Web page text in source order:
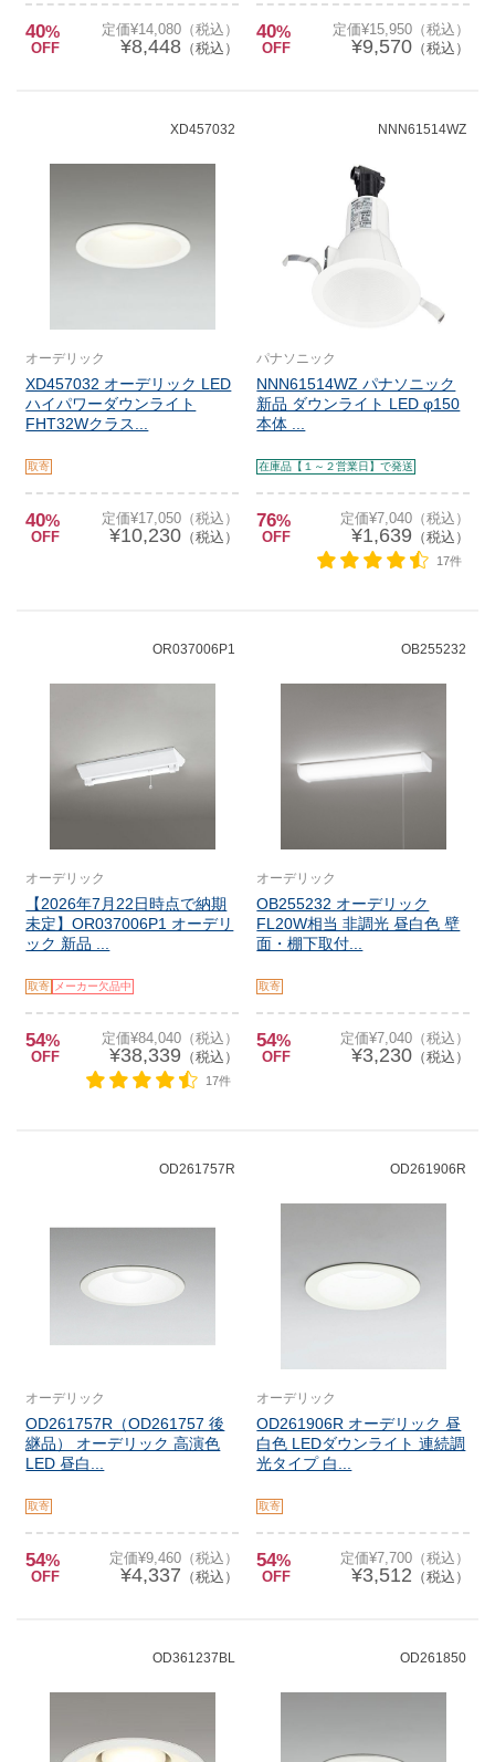
40%
OFF
定価¥14,080（税込）
¥8,448（税込）
40%
OFF
定価¥15,950（税込）
¥9,570（税込）
XD457032
オーデリック
XD457032 オーデリック LED
ハイパワーダウンライト
FHT32Wクラス...
取寄
40%
OFF
定価¥17,050（税込）
¥10,230（税込）
NNN61514WZ
パナソニック
NNN61514WZ パナソニック
新品 ダウンライト LED φ150
本体 ...
在庫品【１～２営業日】で発送
76%
OFF
定価¥7,040（税込）
¥1,639 （税込）
17件
OR037006P1
オーデリック
【2026年7月22日時点で納期
未定】OR037006P1 オーデリ
ック 新品 ...
取寄 メーカー欠品中
54%
OFF
定価¥84,040（税込）
¥38,339 （税込）
17件
OB255232
オーデリック
OB255232 オーデリック
FL20W相当 非調光 昼白色 壁
面・棚下取付...
取寄
54%
OFF
定価¥7,040（税込）
¥3,230（税込）
OD261757R
オーデリック
OD261757R（OD261757 後
継品） オーデリック 高演色
LED 昼白...
取寄
54%
OFF
定価¥9,460（税込）
¥4,337 （税込）
OD261906R
オーデリック
OD261906R オーデリック 昼
白色 LEDダウンライト 連続調
光タイプ 白...
取寄
54%
OFF
定価¥7,700（税込）
¥3,512 （税込）
OD361237BL OD261850